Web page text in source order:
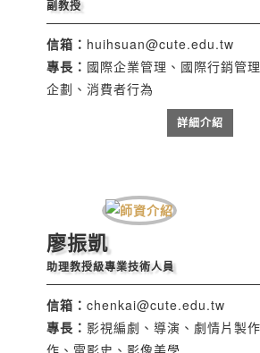
副教授
信箱： huihsuan@cute.edu.tw
專長： 國際企業管理、國際行銷管
企劃、消費者行為
詳細介紹
廖振凱
助理教授級專業技術人員
信箱：chenkai@cute.edu.tw
專長： 影視編劇、導演、劇情片製
作、電影史、影像美學